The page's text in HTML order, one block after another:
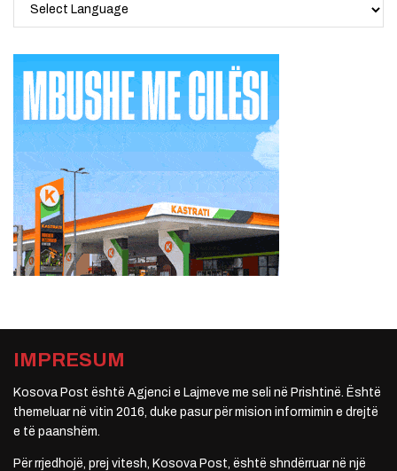
IMPRESUM
Kosova Post është Agjenci e Lajmeve me seli në Prishtinë. Është
themeluar në vitin 2016, duke pasur për mision informimin e drejtë
e të paanshëm.
Për rrjedhojë, prej vitesh, Kosova Post, është shndërruar në një